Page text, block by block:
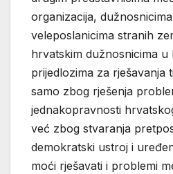
organizacija,
veleposlanicima stranih
hrvatskim dužnosnicima u
prijedlozima za rješavanja
samo zbog rješenja
jednakopravnosti
već zbog stvaranja
demokratski ustroj i
moći rješavati i problemi